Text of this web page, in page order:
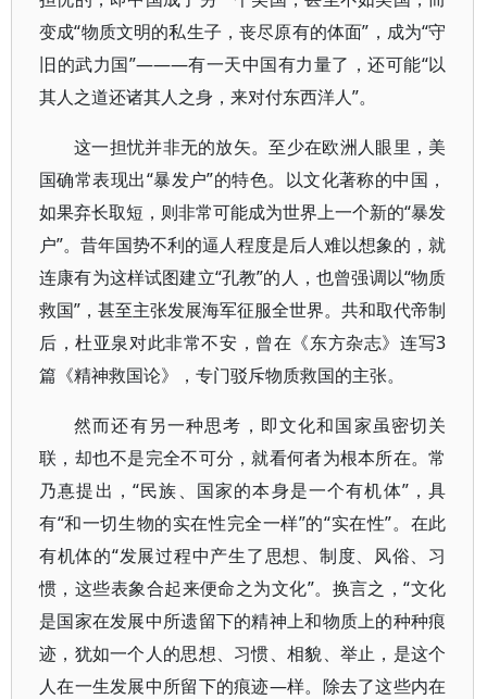
变成“物质文明的私生子，丧尽原有的体面”，成为“守
旧的武力国”———有一天中国有力量了，还可能“以
其人之道还诸其人之身，来对付东西洋人”。
这一担忧并非无的放矢。至少在欧洲人眼里，美
国确常表现出“暴发户”的特色。以文化著称的中国，
如果弃长取短，则非常可能成为世界上一个新的“暴发
户”。昔年国势不利的逼人程度是后人难以想象的，就
连康有为这样试图建立“孔教”的人，也曾强调以“物质
救国”，甚至主张发展海军征服全世界。共和取代帝制
后，杜亚泉对此非常不安，曾在《东方杂志》连写3
篇《精神救国论》，专门驳斥物质救国的主张。
然而还有另一种思考，即文化和国家虽密切关
联，却也不是完全不可分，就看何者为根本所在。常
乃惪提出，“民族、国家的本身是一个有机体”，具
有“和一切生物的实在性完全一样”的“实在性”。在此
有机体的“发展过程中产生了思想、制度、风俗、习
惯，这些表象合起来便命之为文化”。换言之，“文化
是国家在发展中所遗留下的精神上和物质上的种种痕
迹，犹如一个人的思想、习惯、相貌、举止，是这个
人在一生发展中所留下的痕迹—样。除去了这些内在